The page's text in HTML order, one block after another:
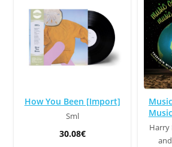
How You Been [Import]
Sml
30.08€
Harry